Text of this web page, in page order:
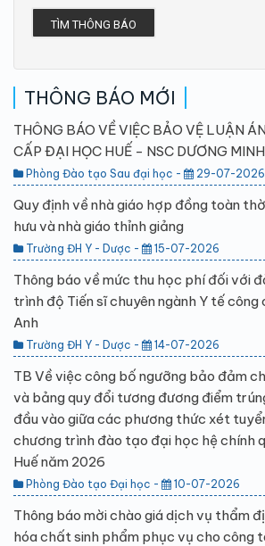
TÌM THÔNG BÁO
THÔNG BÁO MỚI
THÔNG BÁO VỀ VIỆC BẢO VỆ LUẬN
CẤP ĐẠI HỌC HUẾ - NSC DƯƠNG
Phòng Đào tạo Sau đại học - 29-07-2026
Quy định về nhà giáo hợp đồng toàn
hưu và nhà giáo thỉnh giảng
Trường ĐH Y - Dược - 15-07-2026
Thông báo về mức thu học phí đối với
trình độ Tiến sĩ chuyên ngành Y tế
Anh
Trường ĐH Y - Dược - 14-07-2026
TB Về việc công bố ngưỡng bảo đảm
và bảng quy đổi tương đương điểm
đầu vào giữa các phương thức xét
chương trình đào tạo đại học hệ chính
Huế năm 2026
Phòng Đào tạo Đại học - 10-07-2026
Thông báo mời chào giá dịch vụ thẩm
hóa chất sinh phẩm phục vụ cho công